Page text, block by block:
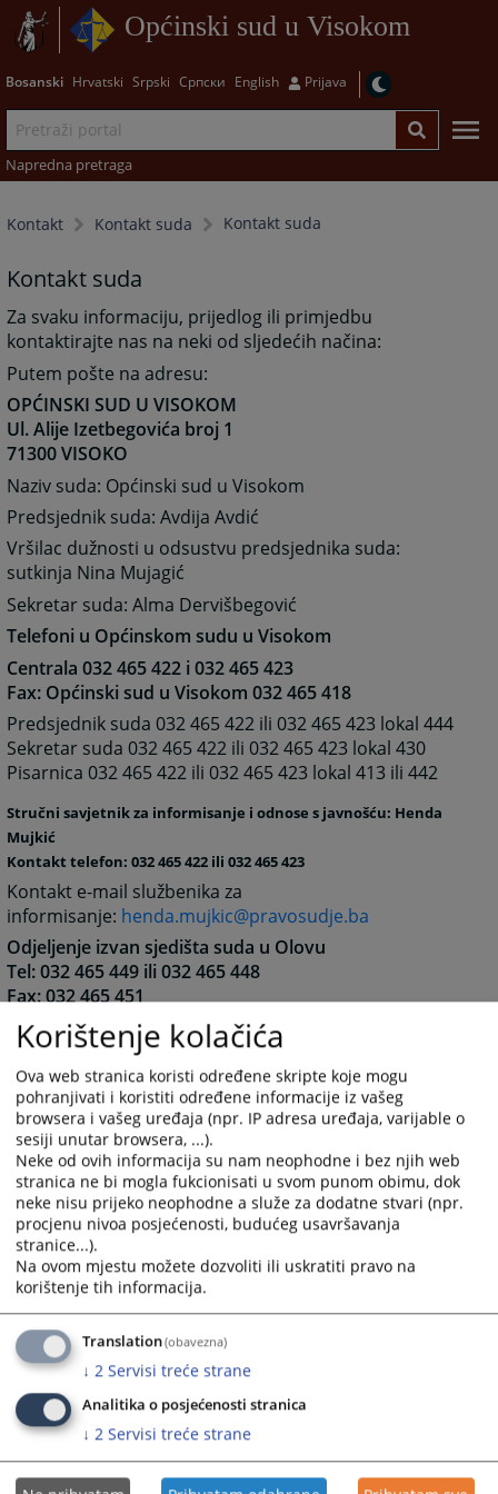
Općinski sud u Visokom
Bosanski Hrvatski Srpski Српски English Prijava
Napredna pretraga
Kontakt Kontakt suda Kontakt suda
Kontakt suda
Za svaku informaciju, prijedlog ili primjedbu
kontaktirajte nas na neki od sljedećih načina:
Putem pošte na adresu:
OPĆINSKI SUD U VISOKOM
Ul. Alije Izetbegovića broj 1
71300 VISOKO
Naziv suda: Općinski sud u Visokom
Predsjednik suda: Avdija Avdić
Vršilac dužnosti u odsustvu predsjednika suda:
sutkinja Nina Mujagić
Sekretar suda: Alma Dervišbegović
Telefoni u Općinskom sudu u Visokom
Centrala 032 465 422 i 032 465 423
Fax: Općinski sud u Visokom 032 465 418
Predsjednik suda 032 465 422 ili 032 465 423 lokal 444
Sekretar suda 032 465 422 ili 032 465 423 lokal 430
Pisarnica 032 465 422 ili 032 465 423 lokal 413 ili 442
Stručni savjetnik za informisanje i odnose s javnošću: Henda
Mujkić
Kontakt telefon:032 465 422 ili 032 465 423
Kontakt e-mail službenika za
informisanje: henda.mujkic@pravosudje.ba
Odjeljenje izvan sjedišta suda u Olovu
Tel: 032 465 449 ili 032 465 448
Fax: 032 465 451
Odjeljenje za zemljišnoknjižne poslove
Tel: 032 465 446
Elektronska pošta:
opsud-visoko@pravosudje.ba
Web stranica:
https://www.opsud-visoko.pravosudje.ba
Radno vrijeme: 07:30 - 16:00
Primanje stranaka: Građani mogu dobiti uvjerenja od
ponedjeljka do petka od 08:00 do 15:00 sati.
Potvrde koje se mogu dobiti u sudu : Uvjerenje da se
ne vodi krivični postupak protiv neke osobe, uvjerenje
da nije izrečena zaštitna mjera zabrane obavljanja
samostalne djelatnosti, ovjera isprava, rukopisa i
potpisa te Haškog Apostille, uvjerenje o vlasništvu na
nekretninama, uvjerenje o tijeku postupka, uvjerenje
da stranci nije oduzeto roditeljsko pravo i uvjerenje sa
podacima iz registra novčanih kazni.
Korištenje kolačića
Ova web stranica koristi određene skripte koje mogu
pohranjivati i koristiti određene informacije iz vašeg
browsera i vašeg uređaja (npr. IP adresa uređaja, varijable o
sesiji unutar browsera, ...).
Neke od ovih informacija su nam neophodne i bez njih web
stranica ne bi mogla fukcionisati u svom punom obimu, dok
neke nisu prijeko neophodne a služe za dodatne stvari (npr.
procjenu nivoa posjećenosti, budućeg usavršavanja
stranice...).
Na ovom mjestu možete dozvoliti ili uskratiti pravo na
korištenje tih informacija.
Translation(obavezna)
↓ 2 Servisi treće strane
Analitika o posjećenosti stranica
↓ 2 Servisi treće strane